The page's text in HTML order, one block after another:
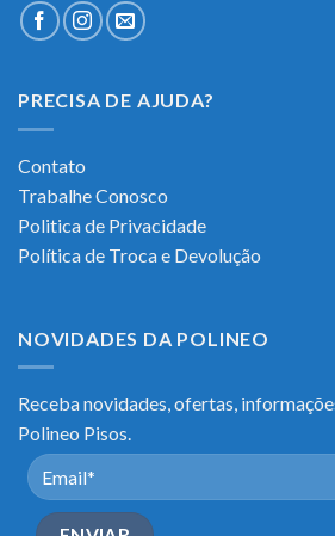
PRECISA DE AJUDA?
Contato
Trabalhe Conosco
Politica de Privacidade
Política de Troca e Devolução
NOVIDADES DA POLINEO
Receba novidades, ofertas,
Polineo Pisos.